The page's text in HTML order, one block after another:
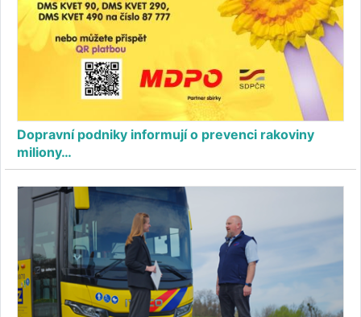
Dopravní podniky informují o prevenci rakoviny
miliony…